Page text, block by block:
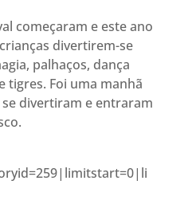
começaram e este ano
divertirem-se
palhaços, dança
tigres. Foi uma manhã
divertiram e entraram